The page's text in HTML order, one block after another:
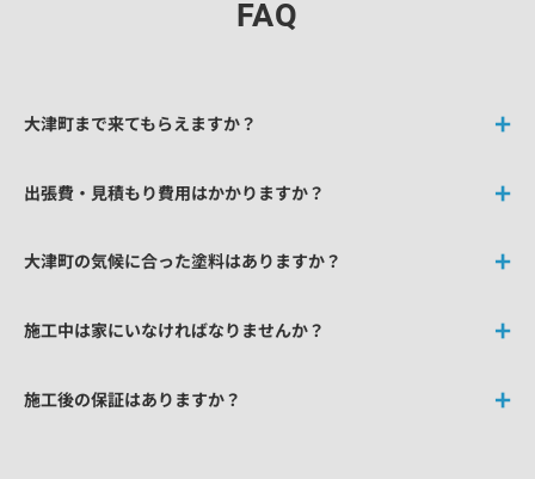
FAQ
大津町まで来てもらえますか？
出張費・見積もり費用はかかりますか？
大津町の気候に合った塗料はありますか？
施工中は家にいなければなりませんか？
施工後の保証はありますか？